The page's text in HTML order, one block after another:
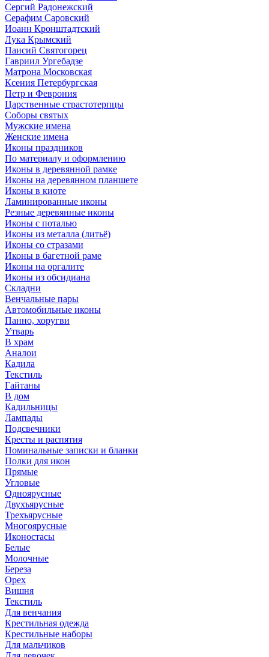
Сергий Радонежский
Серафим Саровский
Иоанн Кронштадтский
Лука Крымский
Паисий Святогорец
Гавриил Ургебадзе
Матрона Московская
Ксения Петербургская
Петр и Феврония
Царственные страстотерпцы
Соборы святых
Мужские имена
Женские имена
Иконы праздников
По материалу и оформлению
Иконы в деревянной рамке
Иконы на деревянном планшете
Иконы в киоте
Ламинированные иконы
Резные деревянные иконы
Иконы с поталью
Иконы из металла (литьё)
Иконы со стразами
Иконы в багетной раме
Иконы на оргалите
Иконы из обсидиана
Складни
Венчальные пары
Автомобильные иконы
Панно, хоругви
Утварь
В храм
Аналои
Кадила
Текстиль
Гайтаны
В дом
Кадильницы
Лампады
Подсвечники
Кресты и распятия
Поминальные записки и бланки
Полки для икон
Прямые
Угловые
Одноярусные
Двухъярусные
Трехъярусные
Многоярусные
Иконостасы
Белые
Молочные
Береза
Орех
Вишня
Текстиль
Для венчания
Крестильная одежда
Крестильные наборы
Для мальчиков